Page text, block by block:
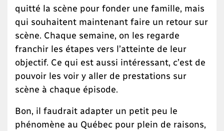
quitté la scène pour fonder une famille, mais
qui souhaitent maintenant faire un retour sur
scène. Chaque semaine, on les regarde
franchir les étapes vers l’atteinte de leur
objectif. Ce qui est aussi intéressant, c’est de
pouvoir les voir y aller de prestations sur
scène à chaque épisode.
Bon, il faudrait adapter un petit peu le
phénomène au Québec pour plein de raisons,